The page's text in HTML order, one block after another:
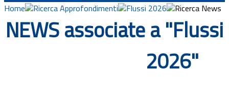
Eventi
Home Ricerca Approfondimenti Flussi 2026 Ricerca News
NEWS associate a "Flussi
2026"